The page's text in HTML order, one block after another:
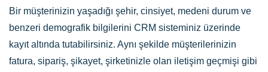
Bir müşterinizin yaşadığı şehir, cinsiyet, medeni durum ve
benzeri demografik bilgilerini CRM sisteminiz üzerinde
kayıt altında tutabilirsiniz. Aynı şekilde müşterilerinizin
fatura, sipariş, şikayet, şirketinizle olan iletişim geçmişi gibi